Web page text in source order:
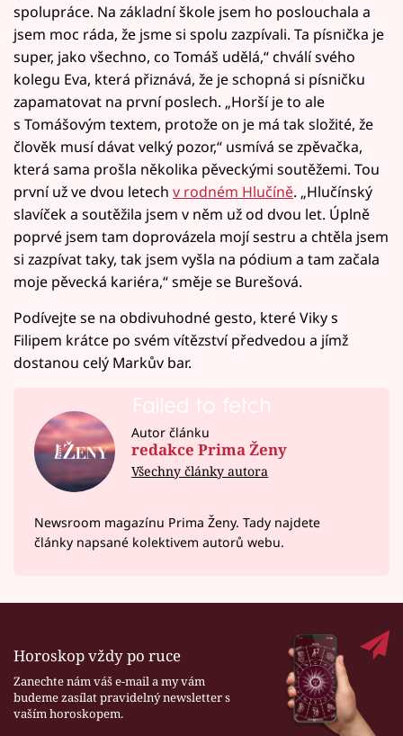
spolupráce. Na základní škole jsem ho poslouchala a
jsem moc ráda, že jsme si spolu zazpívali. Ta písnička je
super, jako všechno, co Tomáš udělá,“ chválí svého
kolegu Eva, která přiznává, že je schopná si písničku
zapamatovat na první poslech. „Horší je to ale
s Tomášovým textem, protože on je má tak složité, že
člověk musí dávat velký pozor,“ usmívá se zpěvačka,
která sama prošla několika pěveckými soutěžemi. Tou
první už ve dvou letech v rodném Hlučíně. „Hlučínský
slavíček a soutěžila jsem v něm už od dvou let. Úplně
poprvé jsem tam doprovázela mojí sestru a chtěla jsem
si zazpívat taky, tak jsem vyšla na pódium a tam začala
moje pěvecká kariéra,“ směje se Burešová.
Podívejte se na obdivuhodné gesto, které Viky s
Filipem krátce po svém vítězství předvedou a jímž
dostanou celý Markův bar.
Failed to fetch
Autor článku
redakce Prima Ženy
Všechny články autora
Newsroom magazínu Prima Ženy. Tady najdete
články napsané kolektivem autorů webu.
Horoskop vždy po ruce
Zanechte nám váš e-mail a my vám
budeme zasílat pravidelný newsletter s
vaším horoskopem.